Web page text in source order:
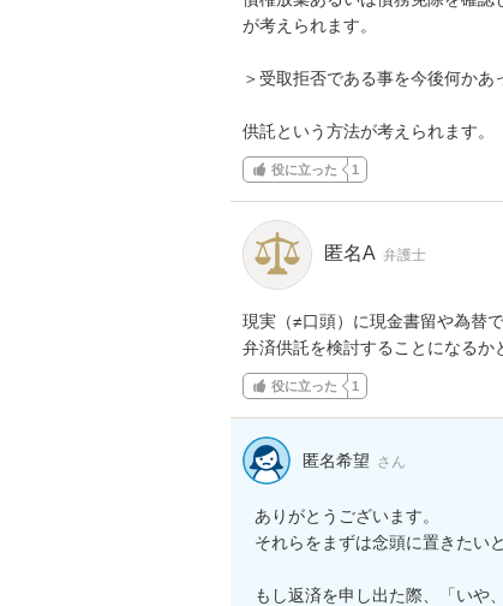
が考えられます。
＞受取拒否である事を今後何かあ
供託という方法が考えられます。
役に立った 1
匿名A 弁護士
現実（≠口頭）に現金書留や為替
弁済供託を検討することになるか
役に立った 1
匿名希望 さん
ありがとうございます。
それらをまずは念頭に置きたい
もし返済を申し出た際、「いや